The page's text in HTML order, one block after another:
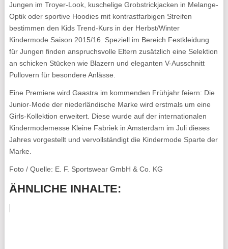
Jungen im Troyer-Look, kuschelige Grobstrickjacken in Melange-
Optik oder sportive Hoodies mit kontrastfarbigen Streifen
bestimmen den Kids Trend-Kurs in der Herbst/Winter
Kindermode Saison 2015/16. Speziell im Bereich Festkleidung
für Jungen finden anspruchsvolle Eltern zusätzlich eine Selektion
an schicken Stücken wie Blazern und eleganten V-Ausschnitt
Pullovern für besondere Anlässe.
Eine Premiere wird Gaastra im kommenden Frühjahr feiern: Die
Junior-Mode der niederländische Marke wird erstmals um eine
Girls-Kollektion erweitert. Diese wurde auf der internationalen
Kindermodemesse Kleine Fabriek in Amsterdam im Juli dieses
Jahres vorgestellt und vervollständigt die Kindermode Sparte der
Marke.
Foto / Quelle: E. F. Sportswear GmbH & Co. KG
ÄHNLICHE INHALTE: